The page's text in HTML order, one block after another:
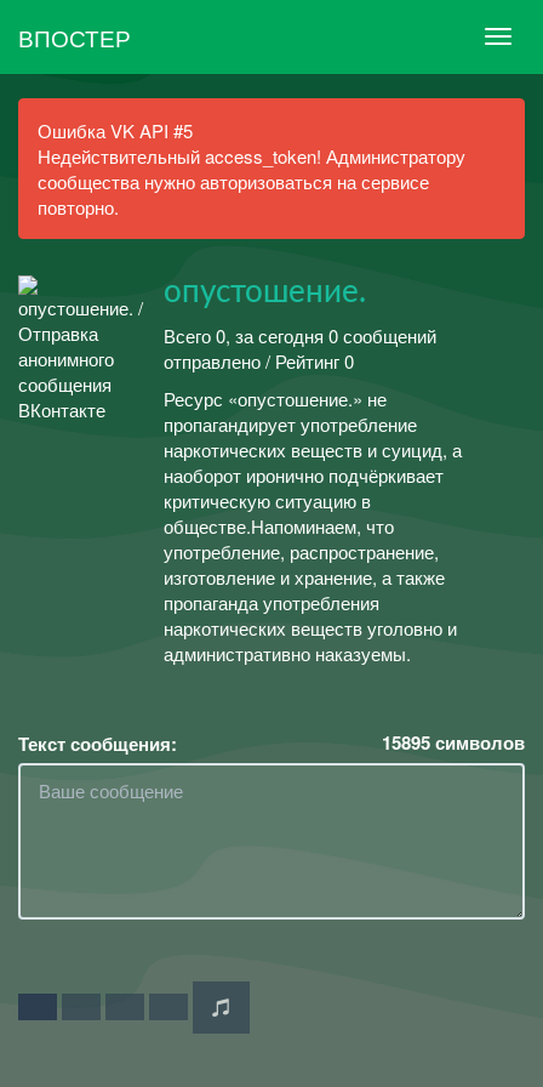
ВПОСТЕР
Ошибка VK API #5
Недействительный access_token! Администратору
сообщества нужно авторизоваться на сервисе
повторно.
опустошение.
Всего 0, за сегодня 0 сообщений
отправлено / Рейтинг 0
Ресурс «опустошение.» не
пропагандирует употребление
наркотических веществ и суицид, а
наоборот иронично подчёркивает
критическую ситуацию в
обществе.Напоминаем, что
употребление, распространение,
изготовление и хранение, а также
пропаганда употребления
наркотических веществ уголовно и
административно наказуемы.
Текст сообщения: 15895символов